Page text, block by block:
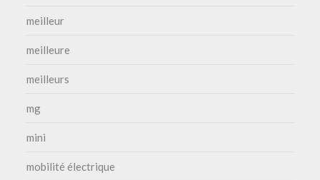
meilleur
meilleure
meilleurs
mg
mini
mobilité électrique